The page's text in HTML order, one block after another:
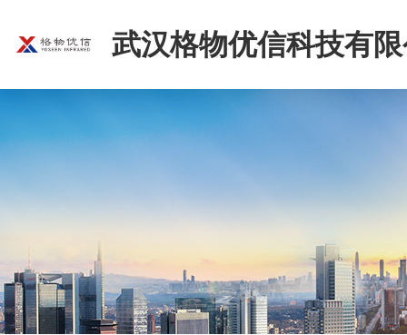
武汉格物优信科技有